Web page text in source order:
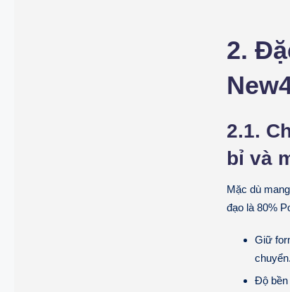
2.
2.1.
bỉ và
Mặc dù
đạo là 80%
Giữ
chuyển.
Độ bền